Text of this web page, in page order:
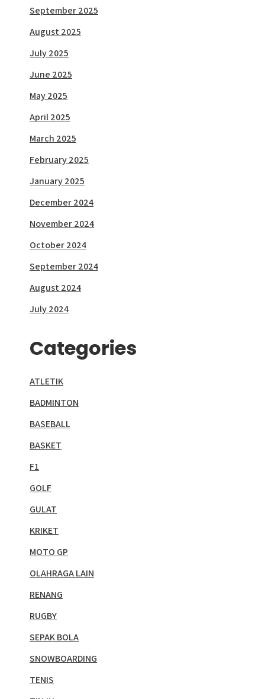
September 2025
August 2025
July 2025
June 2025
May 2025
April 2025
March 2025
February 2025
January 2025
December 2024
November 2024
October 2024
September 2024
August 2024
July 2024
Categories
ATLETIK
BADMINTON
BASEBALL
BASKET
F1
GOLF
GULAT
KRIKET
MOTO GP
OLAHRAGA LAIN
RENANG
RUGBY
SEPAK BOLA
SNOWBOARDING
TENIS